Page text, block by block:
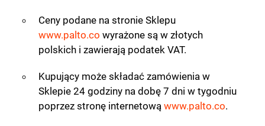
Ceny podane na stronie Sklepu
www.palto.co wyrażone są w złotych
polskich i zawierają podatek VAT.
Kupujący może składać zamówienia w
Sklepie 24 godziny na dobę 7 dni w tygodniu
poprzez stronę internetową www.palto.co.